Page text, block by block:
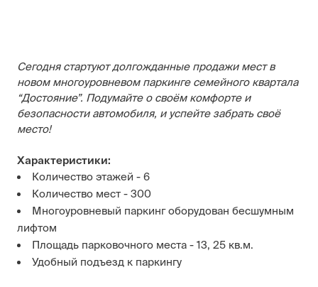
Сегодня стартуют долгожданные продажи мест в
новом многоуровневом паркинге семейного квартала
“Достояние”. Подумайте о своём комфорте и
безопасности автомобиля, и успейте забрать своё
место!
Характеристики:
Количество этажей - 6
Количество мест - 300
Многоуровневый паркинг оборудован бесшумным
лифтом
Площадь парковочного места - 13, 25 кв.м.
Удобный подъезд к паркингу